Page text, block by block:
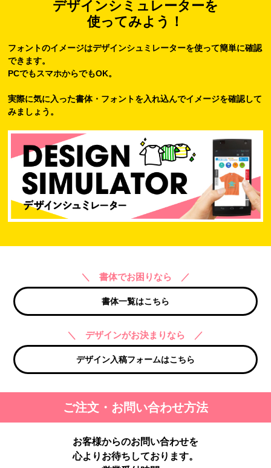
デザインシミュレーターを
使ってみよう！
フォントのイメージはデザインシュミレーターを使って簡単に確認
できます。
PCでもスマホからでもOK。
実際に気に入った書体・フォントを入れ込んでイメージを確認して
みましょう。
＼ 書体でお困りなら ／
書体一覧はこちら
＼ デザインがお決まりなら ／
デザイン入稿フォームはこちら
ご注文・お問い合わせ方法
お客様からのお問い合わせを
心よりお待ちしております。